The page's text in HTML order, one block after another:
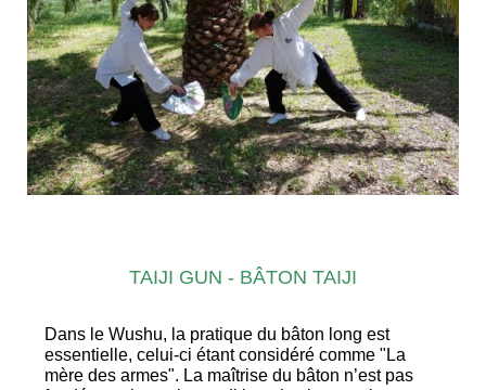
TAIJI GUN - BÂTON TAIJI
Dans le Wushu, la pratique du bâton long est
essentielle, celui-ci étant considéré comme "La
mère des armes". La maîtrise du bâton n’est pas